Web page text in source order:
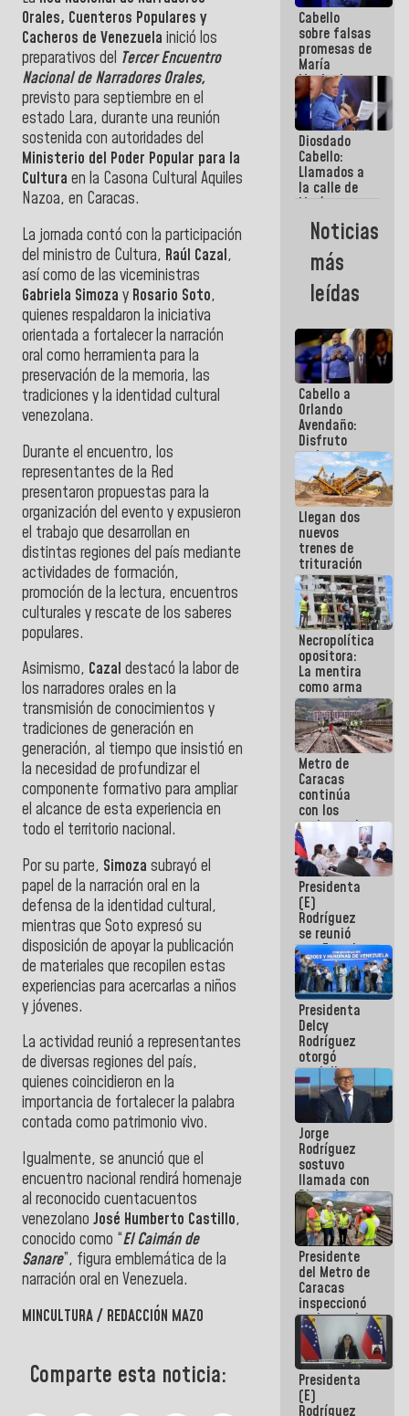
Orales, Cuenteros Populares y
Cacheros de Venezuela inició los
preparativos del Tercer Encuentro
Nacional de Narradores Orales,
previsto para septiembre en el
estado Lara, durante una reunión
sostenida con autoridades del
Ministerio del Poder Popular para la
Cultura en la Casona Cultural Aquiles
Nazoa, en Caracas.
La jornada contó con la participación
del ministro de Cultura, Raúl Cazal,
así como de las viceministras
Gabriela Simoza y Rosario Soto,
quienes respaldaron la iniciativa
orientada a fortalecer la narración
oral como herramienta para la
preservación de la memoria, las
tradiciones y la identidad cultural
venezolana.
Durante el encuentro, los
representantes de la Red
presentaron propuestas para la
organización del evento y expusieron
el trabajo que desarrollan en
distintas regiones del país mediante
actividades de formación,
promoción de la lectura, encuentros
culturales y rescate de los saberes
populares.
Asimismo, Cazal destacó la labor de
los narradores orales en la
transmisión de conocimientos y
tradiciones de generación en
generación, al tiempo que insistió en
la necesidad de profundizar el
componente formativo para ampliar
el alcance de esta experiencia en
todo el territorio nacional.
Por su parte, Simoza subrayó el
papel de la narración oral en la
defensa de la identidad cultural,
mientras que Soto expresó su
disposición de apoyar la publicación
de materiales que recopilen estas
experiencias para acercarlas a niños
y jóvenes.
La actividad reunió a representantes
de diversas regiones del país,
quienes coincidieron en la
importancia de fortalecer la palabra
contada como patrimonio vivo.
Igualmente, se anunció que el
encuentro nacional rendirá homenaje
al reconocido cuentacuentos
venezolano José Humberto Castillo,
conocido como “El Caimán de
Sanare”, figura emblemática de la
narración oral en Venezuela.
MINCULTURA / REDACCIÓN MAZO
Comparte esta noticia:
sólida de
Venezuela
Cabello
sobre falsas
promesas de
María
Machado:
¿Quién le
puede creer?
¿Y la gente
que ella iba
a salvar en
La Guaira?
Diosdado
Cabello:
Llamados a
la calle de
María
Machado se
estrellaron
de frente
contra el
Pueblo
Noticias
más
leídas
Cabello a
Orlando
Avendaño:
Disfruto
cada vez
que escribes
porque lo
que haces
es
embarrarla
Llegan dos
nuevos
trenes de
trituración
para
optimizar
manejo de
escombros
en La Guaira
Necropolítica
opositora:
La mentira
como arma
contra el
Pueblo
Metro de
Caracas
continúa
con los
trabajos de
mantenimiento
e inspección
en la Línea 2
Presidenta
(E)
Rodríguez
se reunió
con Estado
Mayor
Eléctrico
para
abordar
planes de
acción
Presidenta
Delcy
Rodríguez
otorgó
medalla
"Héroe de
Venezuela"
a servidores
públicos
Jorge
Rodríguez
sostuvo
llamada con
Dinorah
Figuera y
acuerdan
primer
encuentro
presencial
para el
diálogo
Presidente
del Metro de
Caracas
inspeccionó
trabajos de
rehabilitación
y
modernización
de la vía
férrea
Presidenta
(E)
Rodríguez